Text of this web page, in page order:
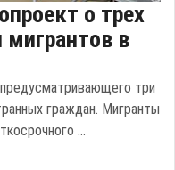
о трех
в
три
граждан. Мигранты
...